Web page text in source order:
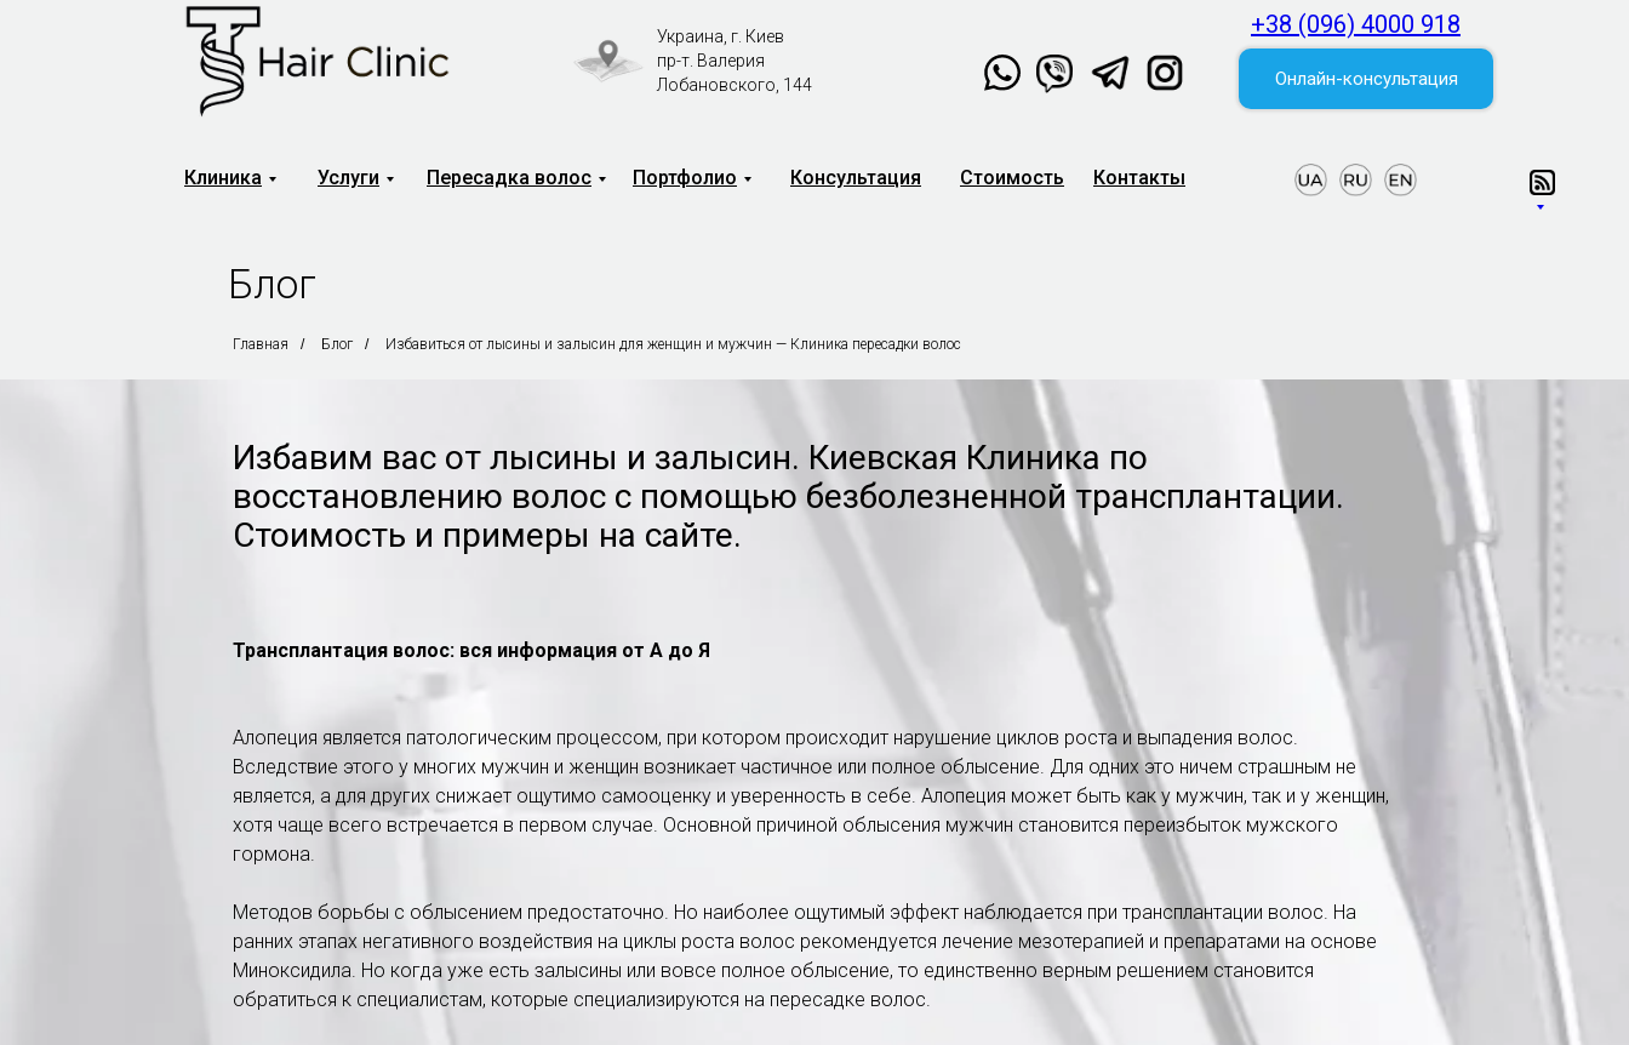
+38 (096) 4000 918
Украина, г. Киев
пр-т. Валерия
Лобановского, 144
Онлайн-консультация
Клиника Услуги Консультация
Пересадка волос Портфолио Стоимость Контакты
Блог
Главная / Блог / Избавиться от лысины и залысин для женщин и мужчин — Клиника пересадки волос
Избавим вас от лысины и залысин. Киевская Клиника по
восстановлению волос с помощью безболезненной трансплантации.
Стоимость и примеры на сайте.
Трансплантация волос: вся информация от А до Я
Алопеция является патологическим процессом, при котором происходит нарушение циклов роста и выпадения волос.
Вследствие этого у многих мужчин и женщин возникает частичное или полное облысение. Для одних это ничем страшным не
является, а для других снижает ощутимо самооценку и уверенность в себе. Алопеция может быть как у мужчин, так и у женщин,
хотя чаще всего встречается в первом случае. Основной причиной облысения мужчин становится переизбыток мужского
гормона.
Методов борьбы с облысением предостаточно. Но наиболее ощутимый эффект наблюдается при трансплантации волос. На
ранних этапах негативного воздействия на циклы роста волос рекомендуется лечение мезотерапией и препаратами на основе
Миноксидила. Но когда уже есть залысины или вовсе полное облысение, то единственно верным решением становится
обратиться к специалистам, которые специализируются на пересадке волос.